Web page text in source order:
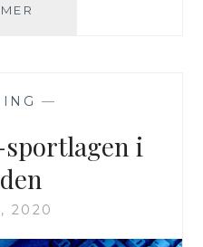
—
i
2020